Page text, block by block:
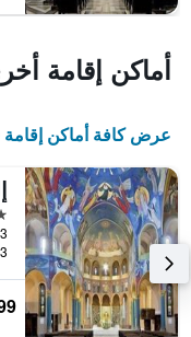
أماكن إقامة
عرض كافة أماكن إقامة 50
3 نجوم
3.3